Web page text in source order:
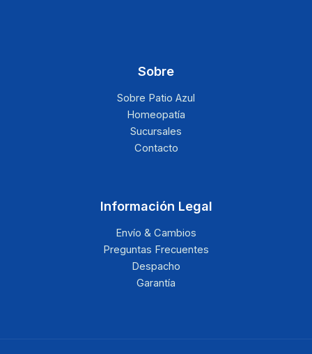
Sobre
Sobre Patio Azul
Homeopatía
Sucursales
Contacto
Información Legal
Envío & Cambios
Preguntas Frecuentes
Despacho
Garantía